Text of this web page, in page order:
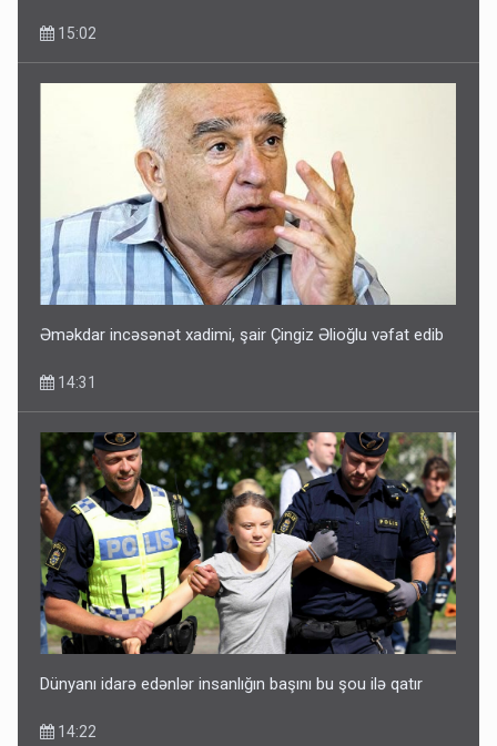
15:02
Əməkdar incəsənət xadimi, şair Çingiz Əlioğlu vəfat edib
14:31
Dünyanı idarə edənlər insanlığın başını bu şou ilə qatır
14:22